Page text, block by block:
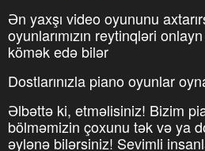
Ən yaxşı video oyununu
oyunlarımızın reytinqləri
kömək edə bilər
Dostlarınızla piano oyunlar
Əlbəttə ki, etməlisiniz! Bizim
bölməmizin çoxunu tək və ya
əylənə bilərsiniz! Sevimli